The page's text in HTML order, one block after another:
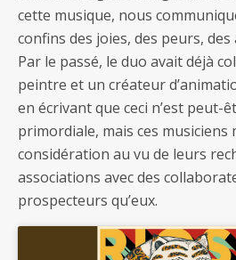
cette musique, nous
confins des joies, des peurs,
Par le passé, le duo avait déjà
peintre et un créateur
en écrivant que ceci n’est peut-
primordiale, mais ces
considération au vu de leurs
associations avec des
prospecteurs qu’eux.